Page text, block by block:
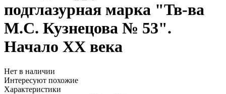
подглазурная марка "Тв-ва
М.С. Кузнецова № 53".
Начало ХХ века
Нет в наличии
Интересуют похожие
Характеристики